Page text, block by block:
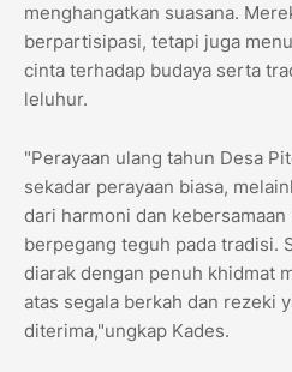
menghangatkan suasana.
berpartisipasi, tetapi juga
cinta terhadap budaya serta
leluhur.
"Perayaan ulang tahun Desa
sekadar perayaan biasa,
dari harmoni dan kebersamaan
berpegang teguh pada tradisi.
diarak dengan penuh khidmat
atas segala berkah dan rezeki
diterima,"ungkap Kades.